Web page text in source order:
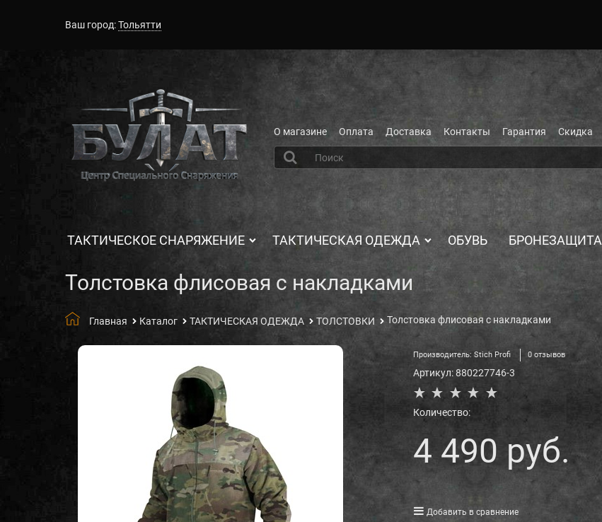
Ваш город:Тольятти
О магазине Оплата Доставка Контакты Гарантия Скидка
ТАКТИЧЕСКОЕ СНАРЯЖЕНИЕ ТАКТИЧЕСКАЯ ОДЕЖДА ОБУВЬ БРОНЕЗАЩИТА
Толстовка флисовая с накладками
Главная Каталог ТАКТИЧЕСКАЯ ОДЕЖДА ТОЛСТОВКИ Толстовка флисовая с накладками
Производитель: Stich Profi 0 отзывов
Артикул: 880227746-3
Количество:
4 490 руб.
Добавить в сравнение